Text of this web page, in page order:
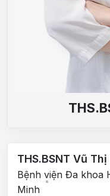
THS.BSNT Vũ Thị
Bệnh viện Đa khoa
Minh